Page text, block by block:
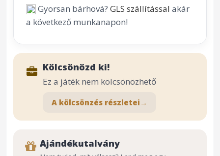
Gyorsan bárhová? GLS szállítással akár
a következő munkanapon!
Kölcsönözd ki!
Ez a játék nem kölcsönözhető
A kölcsönzés részletei →
Ajándékutalvány